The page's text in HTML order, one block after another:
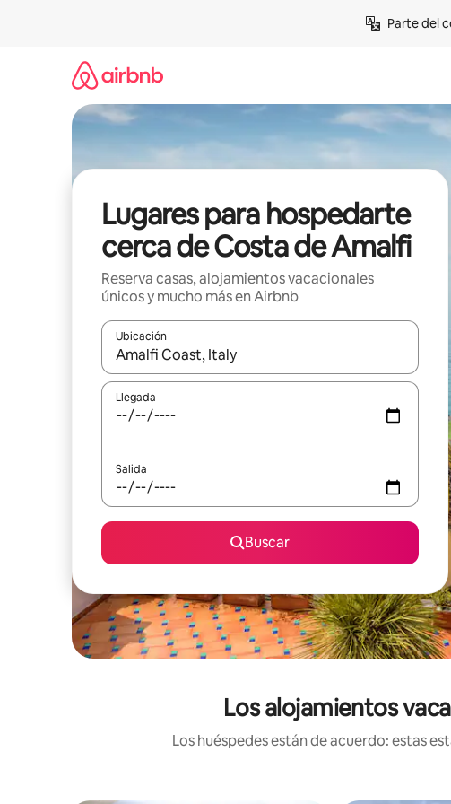
Parte del
Lugares para hospedarte
cerca de Costa de Amalfi
Reserva casas, alojamientos vacacionales
únicos y mucho más en Airbnb
Ubicación
Cuando los resultados estén disponibles, podrás
Llegada
Salida
Buscar
Los alojamientos
Los huéspedes están de acuerdo: estas